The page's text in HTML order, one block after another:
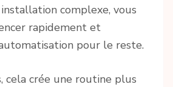
complexe, vous
rapidement et
pour le reste.
cela crée une routine plus